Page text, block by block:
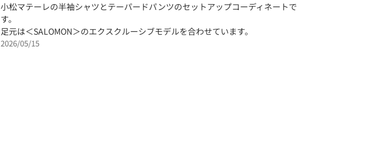
小松マテーレの半袖シャツとテーパードパンツのセットアップコーディネートで
す。
足元は＜SALOMON＞のエクスクルーシブモデルを合わせています。
2026/05/15